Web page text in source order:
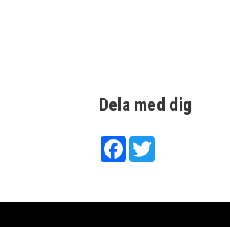
Dela med dig
FacebookTwitter